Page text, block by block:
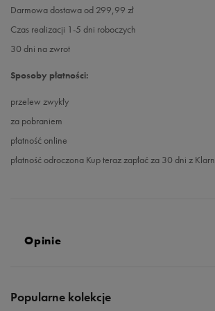
Darmowa dostawa od 299,99 zł
Czas realizacji 1-5 dni roboczych
30 dni na zwrot
Sposoby płatności:
przelew zwykły
za pobraniem
płatność online
płatność odroczona Kup teraz zapłać za 30 dni z
Opinie
Popularne kolekcje